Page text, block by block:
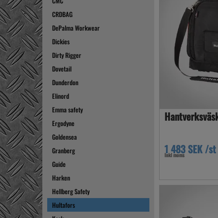
CRDBAG
DePalma Workwear
Dickies
Dirty Rigger
Dovetail
Dunderdon
Elinord
Emma safety
Ergodyne
Goldensea
Granberg
Guide
Harken
Hellberg Safety
Hultafors
1 483 SEK /st
Inkl moms